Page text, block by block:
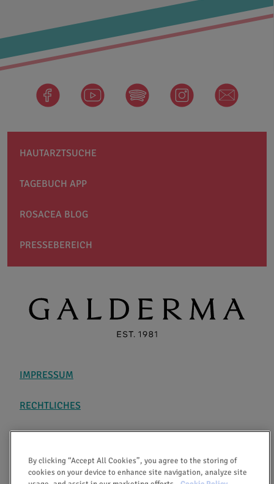
facebook Spotify instagram newsletter
HAUTARZTSUCHE
TAGEBUCH APP
ROSACEA BLOG
PRESSEBEREICH
IMPRESSUM
RECHTLICHES
ÜBER AKTIV GEGEN ROSACEA
By clicking “Accept All Cookies”, you agree to the storing of
cookies on your device to enhance site navigation, analyze site